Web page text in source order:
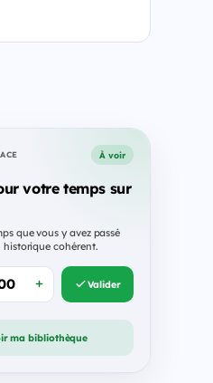
À voir
votre temps sur
que vous y avez passé
cohérent.
Valider
ma bibliothèque